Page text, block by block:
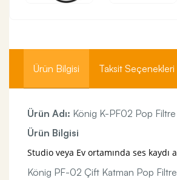
Ürün Bilgisi Taksit Seçenekleri
Ürün Adı: König K-PF02 Pop Filtre
Ürün Bilgisi
Studio veya Ev ortamında ses
König PF-02 Çift Katman Pop Filtre